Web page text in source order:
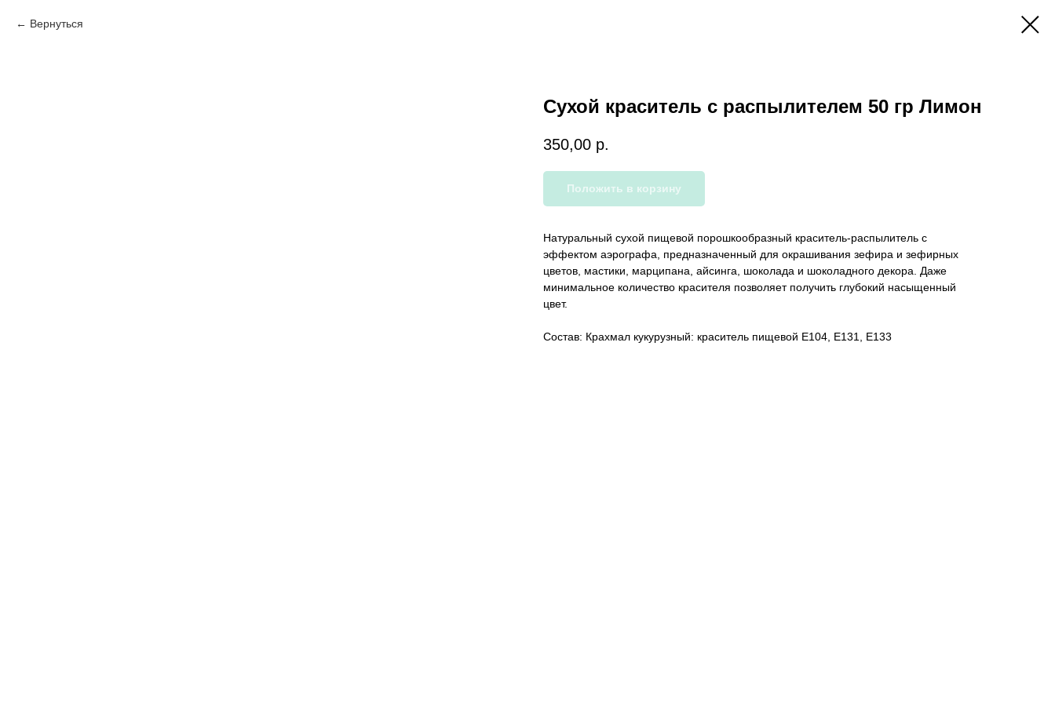
Вернуться
Сухой краситель с распылителем 50 гр Лимон
350,00 р.
Положить в корзину
Натуральный сухой пищевой порошкообразный краситель-распылитель с
эффектом аэрографа, предназначенный для окрашивания зефира и зефирных
цветов, мастики, марципана, айсинга, шоколада и шоколадного декора. Даже
минимальное количество красителя позволяет получить глубокий насыщенный
цвет.
Состав: Крахмал кукурузный: краситель пищевой Е104, Е131, Е133